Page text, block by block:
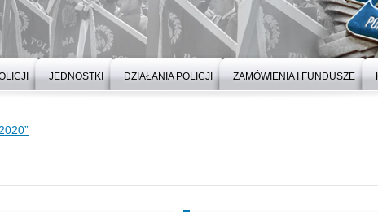
JEDNOSTKI DZIAŁANIA POLICJI ZAMÓWIENIA I FUNDUSZE